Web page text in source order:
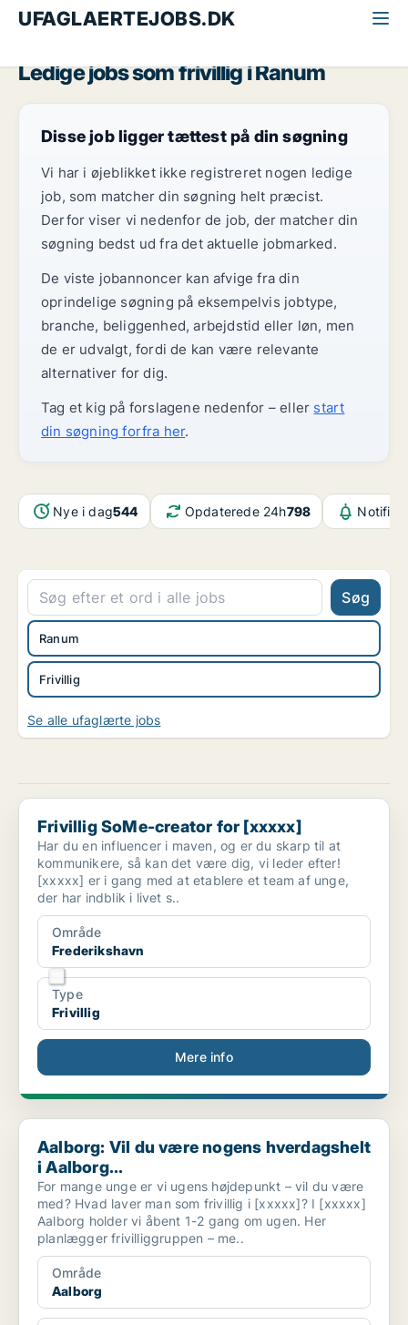
UFAGLAERTEJOBS.DK
Ledige jobs som frivillig i Ranum
Disse job ligger tættest på din søgning
Vi har i øjeblikket ikke registreret nogen ledige
job, som matcher din søgning helt præcist.
Derfor viser vi nedenfor de job, der matcher din
søgning bedst ud fra det aktuelle jobmarked.
De viste jobannoncer kan afvige fra din
oprindelige søgning på eksempelvis jobtype,
branche, beliggenhed, arbejdstid eller løn, men
de er udvalgt, fordi de kan være relevante
alternativer for dig.
Tag et kig på forslagene nedenfor – eller start
din søgning forfra her.
Nye i dag544 Opdaterede 24h798
Søg
Frivillig
Ranum
Se alle ufaglærte jobs
Frivillig SoMe-creator for [xxxxx]
Frivillig SoMe-creator for [xxxxx]
Har du en influencer i maven, og er du skarp til at
kommunikere, så kan det være dig, vi leder efter!
[xxxxx] er i gang med at etablere et team af unge,
der har indblik i livet s..
Område
Frederikshavn
Type
Frivillig
Mere info
Aalborg: Vil du være nogens hverdagshelt i Aalborg...
Aalborg: Vil du være nogens hverdagshelt
i Aalborg...
For mange unge er vi ugens højdepunkt – vil du være
med? Hvad laver man som frivillig i [xxxxx]? I [xxxxx]
Aalborg holder vi åbent 1-2 gang om ugen. Her
planlægger frivilliggruppen – me..
Område
Aalborg